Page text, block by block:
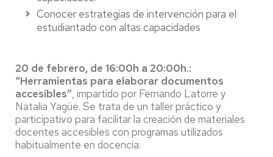
Conocer estrategias de intervención para el
estudiantado con altas capacidades
20 de febrero, de 16:00h a 20:00h.:
“Herramientas para elaborar documentos
accesibles”, impartido por Fernando Latorre y
Natalia Yagüe. Se trata de un taller práctico y
participativo para facilitar la creación de materiales
docentes accesibles con programas utilizados
habitualmente en docencia: